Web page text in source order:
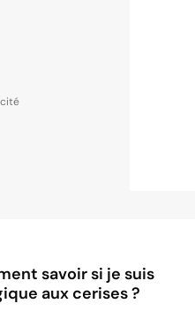
savoir si je suis
aux cerises ?